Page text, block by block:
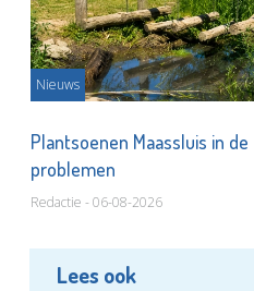
Nieuws
Plantsoenen Maassluis in de
problemen
Redactie - 06-08-2026
Lees ook